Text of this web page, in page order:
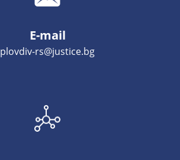
E-mail
plovdiv-rs@justice.bg